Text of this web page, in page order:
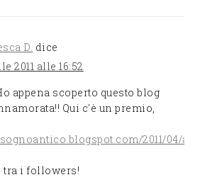
D. dice
2011 alle 16:52
appena scoperto questo blog
Qui c'è un premio,
2011/04/
tra i followers!